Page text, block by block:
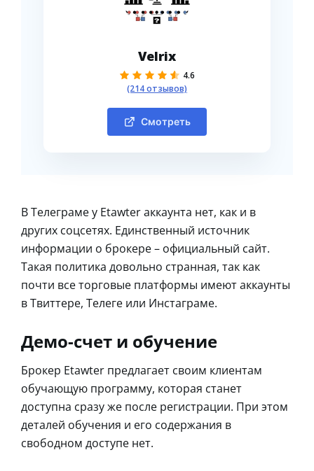
Velrix
4.6
(214 отзывов)
Смотреть
В Телеграме у Etawter аккаунта нет, как и в
других соцсетях. Единственный источник
информации о брокере – официальный сайт.
Такая политика довольно странная, так как
почти все торговые платформы имеют аккаунты
в Твиттере, Телеге или Инстаграме.
Демо-счет и обучение
Брокер Etawter предлагает своим клиентам
обучающую программу, которая станет
доступна сразу же после регистрации. При этом
деталей обучения и его содержания в
свободном доступе нет.